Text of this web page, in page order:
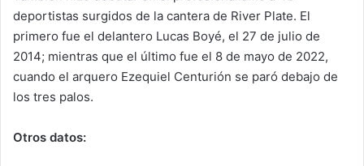
deportistas surgidos de la cantera de River Plate. El
primero fue el delantero Lucas Boyé, el 27 de julio de
2014; mientras que el último fue el 8 de mayo de 2022,
cuando el arquero Ezequiel Centurión se paró debajo de
los tres palos.
Otros datos: